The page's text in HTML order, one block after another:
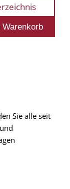
Sie alle seit